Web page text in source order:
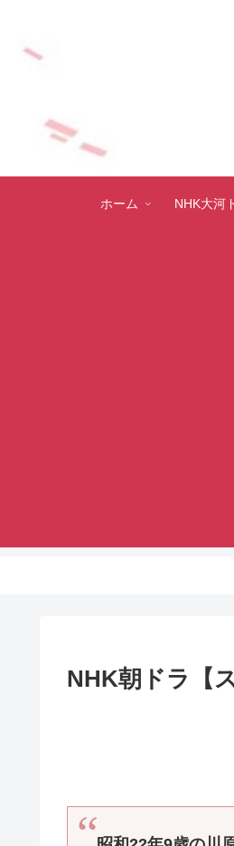
ホーム NHK大河
NHK朝ドラ【